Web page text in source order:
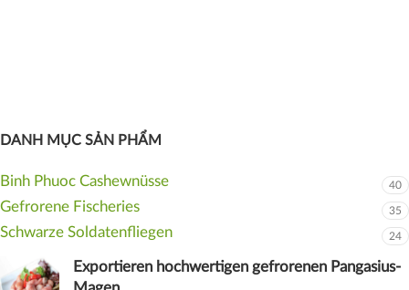
DANH MỤC SẢN PHẨM
Binh Phuoc Cashewnüsse 40
Gefrorene Fischeries 35
Schwarze Soldatenfliegen 24
Exportieren hochwertigen gefrorenen Pangasius-